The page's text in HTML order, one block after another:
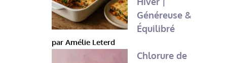
Généreuse &
Équilibré
par Amélie Leterd
Chlorure de